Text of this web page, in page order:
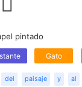
pintado
Gato
del paisaje y al